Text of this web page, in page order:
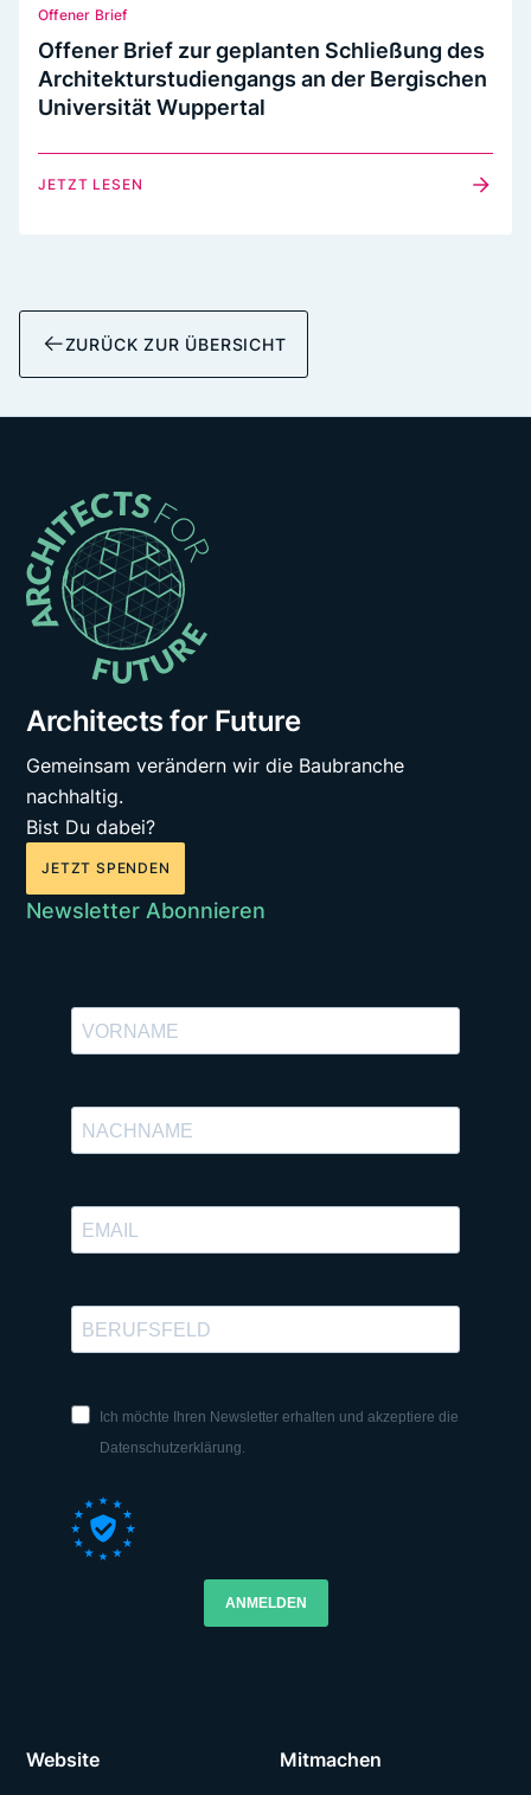
Offener Brief
Offener Brief zur geplanten Schließung des
Architekturstudiengangs an der Bergischen
Universität Wuppertal
JETZT LESEN
ZURÜCK ZUR ÜBERSICHT
Architects for Future
Gemeinsam verändern wir die Baubranche
nachhaltig.
Bist Du dabei?
JETZT SPENDEN
Newsletter Abonnieren
Ich möchte Ihren Newsletter erhalten und akzeptiere die
Datenschutzerklärung.
ANMELDEN
Website Mitmachen